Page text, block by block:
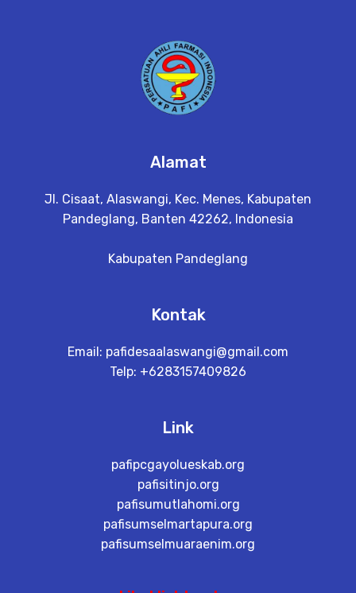
Alamat
Jl. Cisaat, Alaswangi, Kec. Menes, Kabupaten
Pandeglang, Banten 42262, Indonesia
Kabupaten Pandeglang
Kontak
Email: pafidesaalaswangi@gmail.com
Telp: +6283157409826
Link
pafipcgayolueskab.org
pafisitinjo.org
pafisumutlahomi.org
pafisumselmartapura.org
pafisumselmuaraenim.org